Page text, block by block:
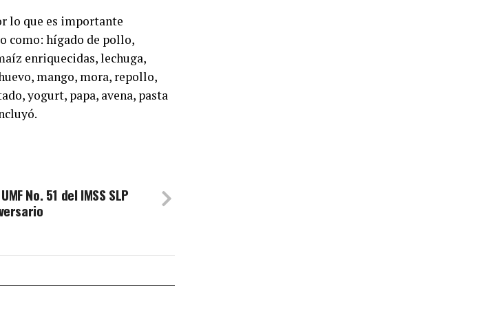
lo que es importante
como: hígado de pollo,
enriquecidas, lechuga,
mango, mora, repollo,
yogurt, papa, avena, pasta
No. 51 del IMSS SLP